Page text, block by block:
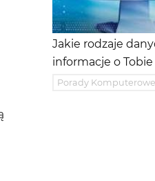
Jakie rodzaje
informacje o Tobie
Porady Komputerowe